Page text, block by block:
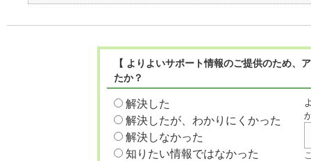
【 よりよいサポート情報のご提供のため、
たか？
解決した
解決したが、わかりにくかった
解決しなかった
知りたい情報ではなかった